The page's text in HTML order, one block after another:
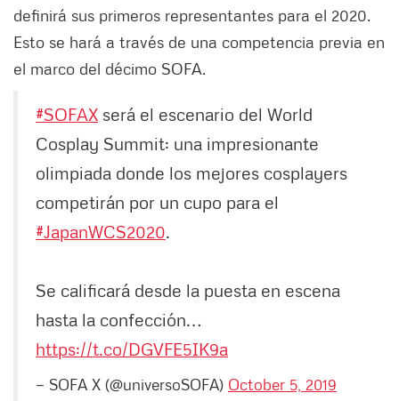
definirá sus primeros representantes para el 2020.
Esto se hará a través de una competencia previa en
el marco del décimo SOFA.
#SOFAX será el escenario del World
Cosplay Summit: una impresionante
olimpiada donde los mejores cosplayers
competirán por un cupo para el
#JapanWCS2020.
Se calificará desde la puesta en escena
hasta la confección…
https://t.co/DGVFE5IK9a
— SOFA X (@universoSOFA) October 5, 2019